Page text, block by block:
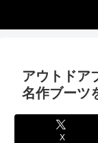
アウトドア
名作ブーツ
X